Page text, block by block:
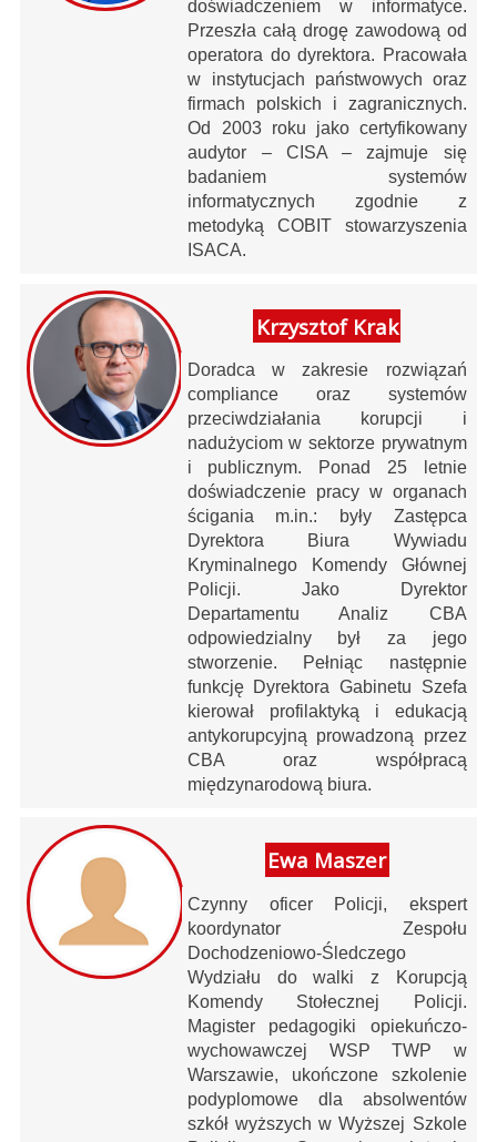
doświadczeniem w informatyce.
Przeszła całą drogę zawodową od
operatora do dyrektora. Pracowała
w instytucjach państwowych oraz
firmach polskich i zagranicznych.
Od 2003 roku jako certyfikowany
audytor – CISA – zajmuje się
badaniem systemów
informatycznych zgodnie z
metodyką COBIT stowarzyszenia
ISACA.
Krzysztof Krak
Doradca w zakresie rozwiązań
compliance oraz systemów
przeciwdziałania korupcji i
nadużyciom w sektorze prywatnym
i publicznym. Ponad 25 letnie
doświadczenie pracy w organach
ścigania m.in.: były Zastępca
Dyrektora Biura Wywiadu
Kryminalnego Komendy Głównej
Policji. Jako Dyrektor
Departamentu Analiz CBA
odpowiedzialny był za jego
stworzenie. Pełniąc następnie
funkcję Dyrektora Gabinetu Szefa
kierował profilaktyką i edukacją
antykorupcyjną prowadzoną przez
CBA oraz współpracą
międzynarodową biura.
Ewa Maszer
Czynny oficer Policji, ekspert
koordynator Zespołu
Dochodzeniowo-Śledczego
Wydziału do walki z Korupcją
Komendy Stołecznej Policji.
Magister pedagogiki opiekuńczo-
wychowawczej WSP TWP w
Warszawie, ukończone szkolenie
podyplomowe dla absolwentów
szkół wyższych w Wyższej Szkole